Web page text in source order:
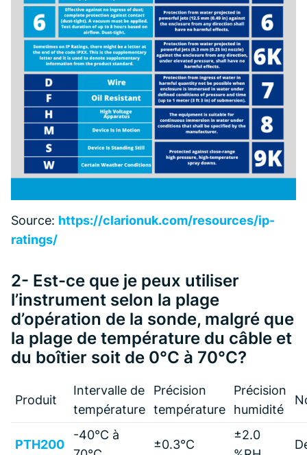
Source: https://clarionuk.com/resources/ip-
ratings/
2- Est-ce que je peux utiliser
l’instrument selon la plage
d’opération de la sonde, malgré que
la plage de température du câble et
du boîtier soit de 0°C à 70°C?
Produit
Intervalle de
température
Précision
température
Précision
humidité
PTH200
-40°C à
±0.3°C
±2.0